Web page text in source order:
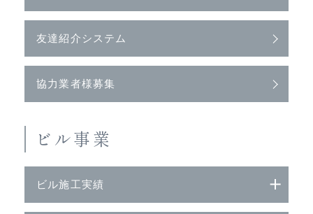
友達紹介システム
協力業者様募集
ビル事業
ビル施工実績